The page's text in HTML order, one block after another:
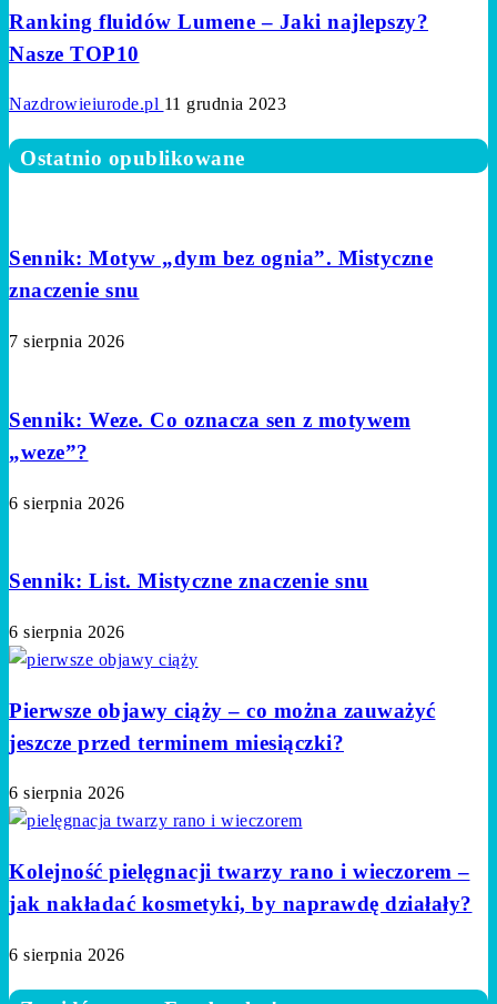
Ranking fluidów Lumene – Jaki najlepszy?
Nasze TOP10
Nazdrowieiurode.pl 11 grudnia 2023
Ostatnio opublikowane
Sennik: Motyw „dym bez ognia”. Mistyczne
znaczenie snu
7 sierpnia 2026
Sennik: Weze. Co oznacza sen z motywem
„weze”?
6 sierpnia 2026
Sennik: List. Mistyczne znaczenie snu
6 sierpnia 2026
Pierwsze objawy ciąży – co można zauważyć
jeszcze przed terminem miesiączki?
6 sierpnia 2026
Kolejność pielęgnacji twarzy rano i wieczorem –
jak nakładać kosmetyki, by naprawdę działały?
6 sierpnia 2026